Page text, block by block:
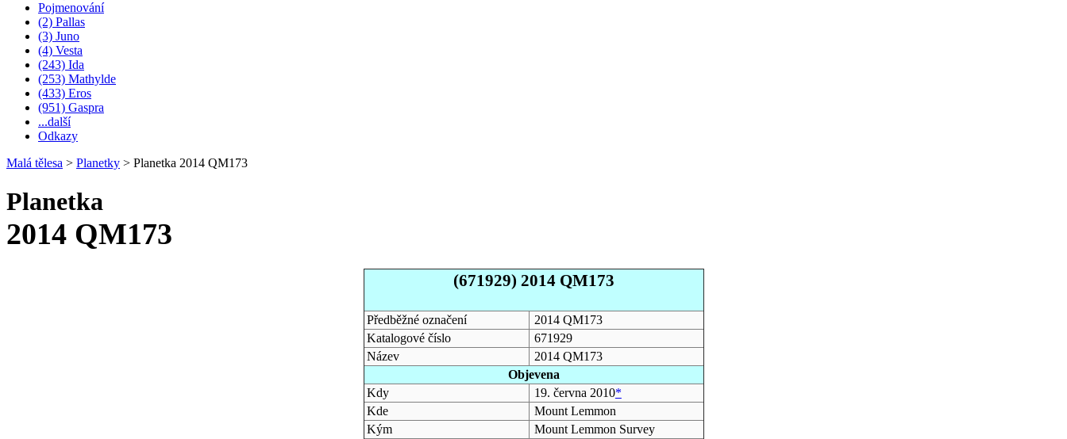
Pojmenování
(2) Pallas
(3) Juno
(4) Vesta
(243) Ida
(253) Mathylde
(433) Eros
(951) Gaspra
...další
Odkazy
Malá tělesa > Planetky > Planetka 2014 QM173
Planetka
2014 QM173
(671929) 2014 QM173
Předběžné označení
2014 QM173
Katalogové číslo
671929
Název
2014 QM173
Objevena
Kdy
19. června 2010*
Kde
Mount Lemmon
Kým
Mount Lemmon Survey